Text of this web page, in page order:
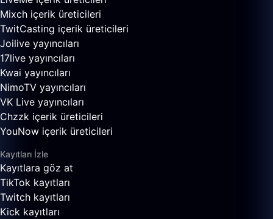
Mixch içerik üreticileri
TwitCasting içerik üreticileri
Joilive yayıncıları
17live yayıncıları
Kwai yayıncıları
NimoTV yayıncıları
VK Live yayıncıları
Chzzk içerik üreticileri
YouNow içerik üreticileri
Kayıtları İzle
Kayıtlara göz at
TikTok kayıtları
Twitch kayıtları
Kick kayıtları